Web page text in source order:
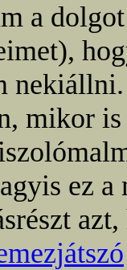
a
mikor
ez